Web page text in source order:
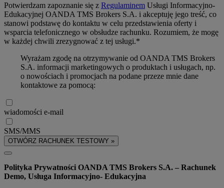
Potwierdzam zapoznanie się z Regulaminem Usługi Informacyjno-
Edukacyjnej OANDA TMS Brokers S.A. i akceptuję jego treść, co
stanowi podstawę do kontaktu w celu przedstawienia oferty i
wsparcia telefonicznego w obsłudze rachunku. Rozumiem, że mogę
w każdej chwili zrezygnować z tej usługi.*
Wyrażam zgodę na otrzymywanie od OANDA TMS Brokers
S.A. informacji marketingowych o produktach i usługach, np.
o nowościach i promocjach na podane przeze mnie dane
kontaktowe za pomocą:
wiadomości e-mail
SMS/MMS
OTWÓRZ RACHUNEK TESTOWY »
Polityka Prywatności OANDA TMS Brokers S.A. – Rachunek
Demo, Usługa Informacyjno- Edukacyjna